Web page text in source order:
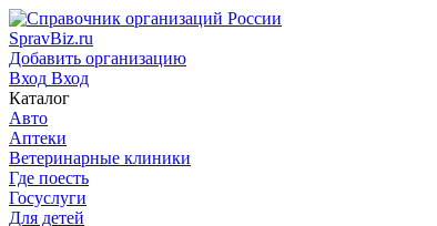
SpravBiz.ru
Добавить организацию
Вход Вход
Каталог
Авто
Аптеки
Ветеринарные клиники
Где поесть
Госуслуги
Для детей